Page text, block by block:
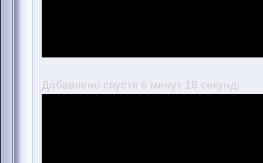
Добавлено спустя 6 минут 18 секунд: